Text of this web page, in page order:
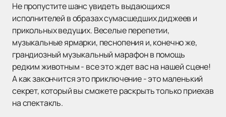
Не пропустите шанс увидеть выдающихся
исполнителей в образах сумасшедших диджеев и
прикольных ведущих. Веселые перепетии,
музыкальные ярмарки, песнопения и, конечно же,
грандиозный музыкальный марафон в помощь
редким животным - все это ждет вас на нашей сцене!
А как закончится это приключение - это маленький
секрет, который вы сможете раскрыть только приехав
на спектакль.